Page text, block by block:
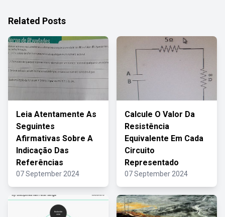
Related Posts
Leia Atentamente As
Seguintes
Afirmativas Sobre A
Indicação Das
Referências
07 September 2024
Calcule O Valor Da
Resistência
Equivalente Em Cada
Circuito
Representado
07 September 2024